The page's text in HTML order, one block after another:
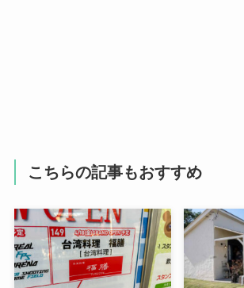
こちらの記事もおすすめ